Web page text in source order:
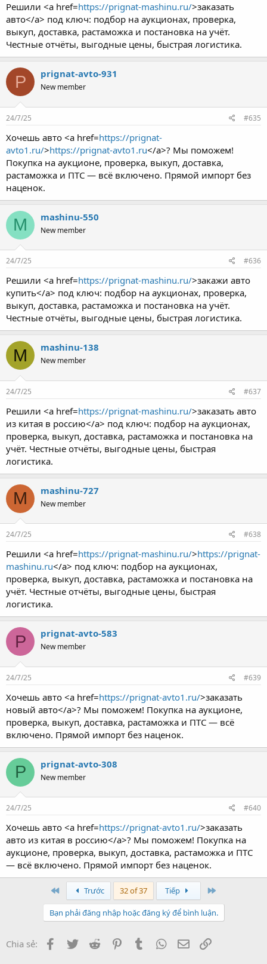
Решили <a href=https://prignat-mashinu.ru/>заказать
авто</a> под ключ: подбор на аукционах, проверка,
выкуп, доставка, растаможка и постановка на учёт.
Честные отчёты, выгодные цены, быстрая логистика.
P prignat-avto-931
New member
24/7/25 #635
Хочешь авто <a href=https://prignat-
avto1.ru/>https://prignat-avto1.ru</a>? Мы поможем!
Покупка на аукционе, проверка, выкуп, доставка,
растаможка и ПТС — всё включено. Прямой импорт без
наценок.
M mashinu-550
New member
24/7/25 #636
Решили <a href=https://prignat-mashinu.ru/>закажи авто
купить</a> под ключ: подбор на аукционах, проверка,
выкуп, доставка, растаможка и постановка на учёт.
Честные отчёты, выгодные цены, быстрая логистика.
M mashinu-138
New member
24/7/25 #637
Решили <a href=https://prignat-mashinu.ru/>заказать авто
из китая в россию</a> под ключ: подбор на аукционах,
проверка, выкуп, доставка, растаможка и постановка на
учёт. Честные отчёты, выгодные цены, быстрая
логистика.
M mashinu-727
New member
24/7/25 #638
Решили <a href=https://prignat-mashinu.ru/>https://prignat-
mashinu.ru</a> под ключ: подбор на аукционах,
проверка, выкуп, доставка, растаможка и постановка на
учёт. Честные отчёты, выгодные цены, быстрая
логистика.
P prignat-avto-583
New member
24/7/25 #639
Хочешь авто <a href=https://prignat-avto1.ru/>заказать
новый авто</a>? Мы поможем! Покупка на аукционе,
проверка, выкуп, доставка, растаможка и ПТС — всё
включено. Прямой импорт без наценок.
P prignat-avto-308
New member
24/7/25 #640
Хочешь авто <a href=https://prignat-avto1.ru/>заказать
авто из китая в россию</a>? Мы поможем! Покупка на
аукционе, проверка, выкуп, доставка, растаможка и ПТС
— всё включено. Прямой импорт без наценок.
First Trước 32 of 37 Tiếp
Bạn phải đăng nhập hoặc đăng ký để bình luận.
Chia sẻ: Facebook
Twitter Reddit PinterestTumblr WhatsApp
Email